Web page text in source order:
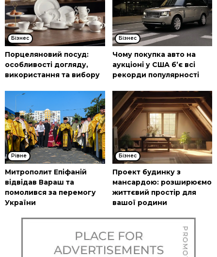
Бізнес
Порцеляновий посуд:
особливості догляду,
використання та вибору
Бізнес
Чому покупка авто на
аукціоні у США б’є всі
рекорди популярності
Рівне
Митрополит Епіфаній
відвідав Вараш та
помолився за перемогу
України
Бізнес
Проект будинку з
мансардою: розширюємо
життєвий простір для
вашої родини